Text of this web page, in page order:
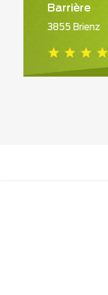
Barrière
3855 Brienz